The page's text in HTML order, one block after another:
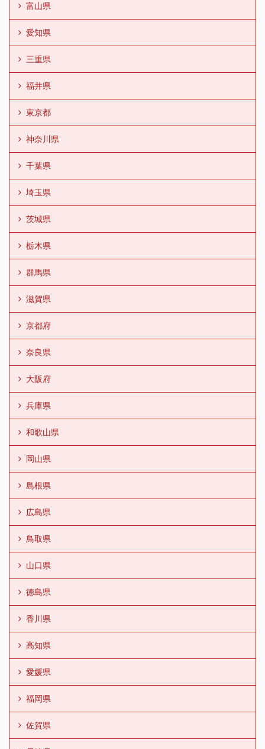
富山県
愛知県
三重県
福井県
東京都
神奈川県
千葉県
埼玉県
茨城県
栃木県
群馬県
滋賀県
京都府
奈良県
大阪府
兵庫県
和歌山県
岡山県
島根県
広島県
鳥取県
山口県
徳島県
香川県
高知県
愛媛県
福岡県
佐賀県